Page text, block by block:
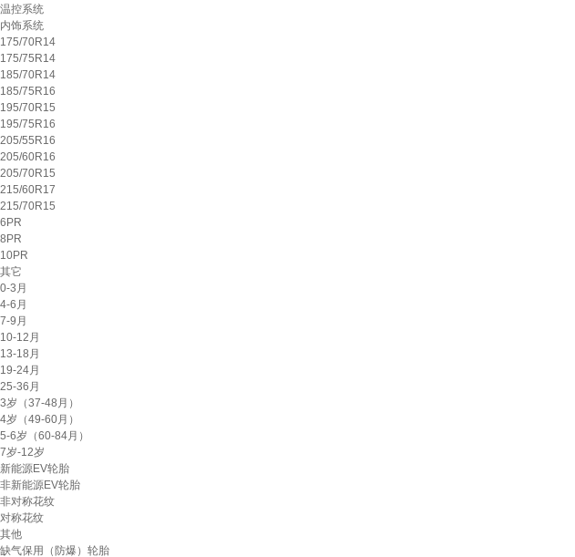
温控系统
内饰系统
175/70R14
175/75R14
185/70R14
185/75R16
195/70R15
195/75R16
205/55R16
205/60R16
205/70R15
215/60R17
215/70R15
6PR
8PR
10PR
其它
0-3月
4-6月
7-9月
10-12月
13-18月
19-24月
25-36月
3岁（37-48月）
4岁（49-60月）
5-6岁（60-84月）
7岁-12岁
新能源EV轮胎
非新能源EV轮胎
非对称花纹
对称花纹
其他
缺气保用（防爆）轮胎